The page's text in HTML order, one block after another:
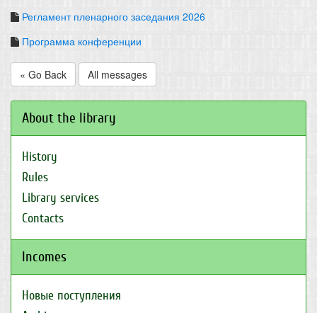
Регламент пленарного заседания 2026
Программа конференции
« Go Back All messages
About the library
History
Rules
Library services
Contacts
Incomes
Новые поступления